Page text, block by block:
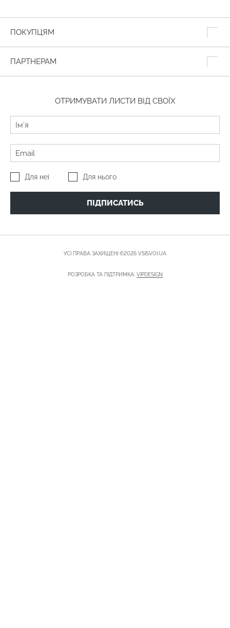
ПОКУПЦЯМ
ПАРТНЕРАМ
ОТРИМУВАТИ ЛИСТИ ВІД СВОЇХ
Для неї Для нього
ПІДПИСАТИСЬ
УСІ ПРАВА ЗАХИЩЕНІ ©2026 VSISVOI.UA
РОЗРОБКА ТА ПІДТРИМКА: VIPDESIGN